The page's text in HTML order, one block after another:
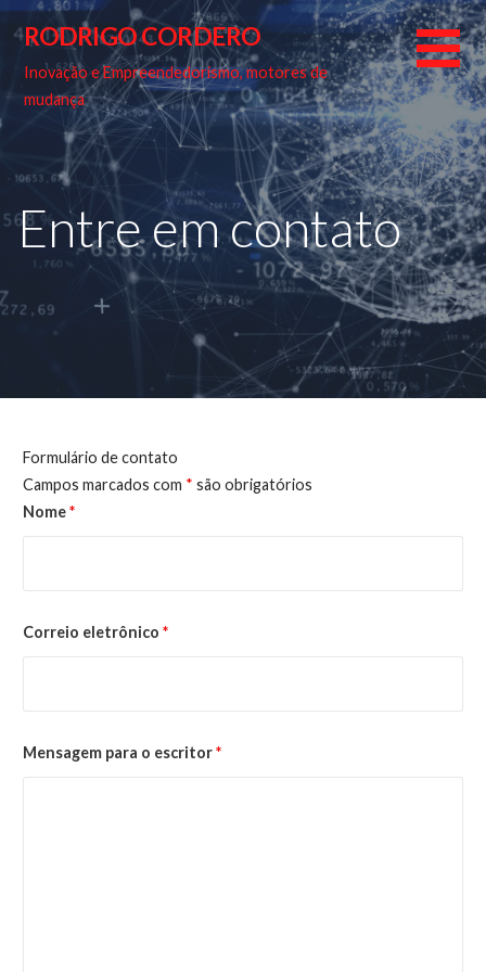
Skip
to
content
RODRIGO CORDERO
Inovação e Empreendedorismo, motores de
mudança
Entre em contato
Formulário de contato
Campos marcados com * são obrigatórios
Nome*
Correio eletrônico *
Mensagem para o escritor*